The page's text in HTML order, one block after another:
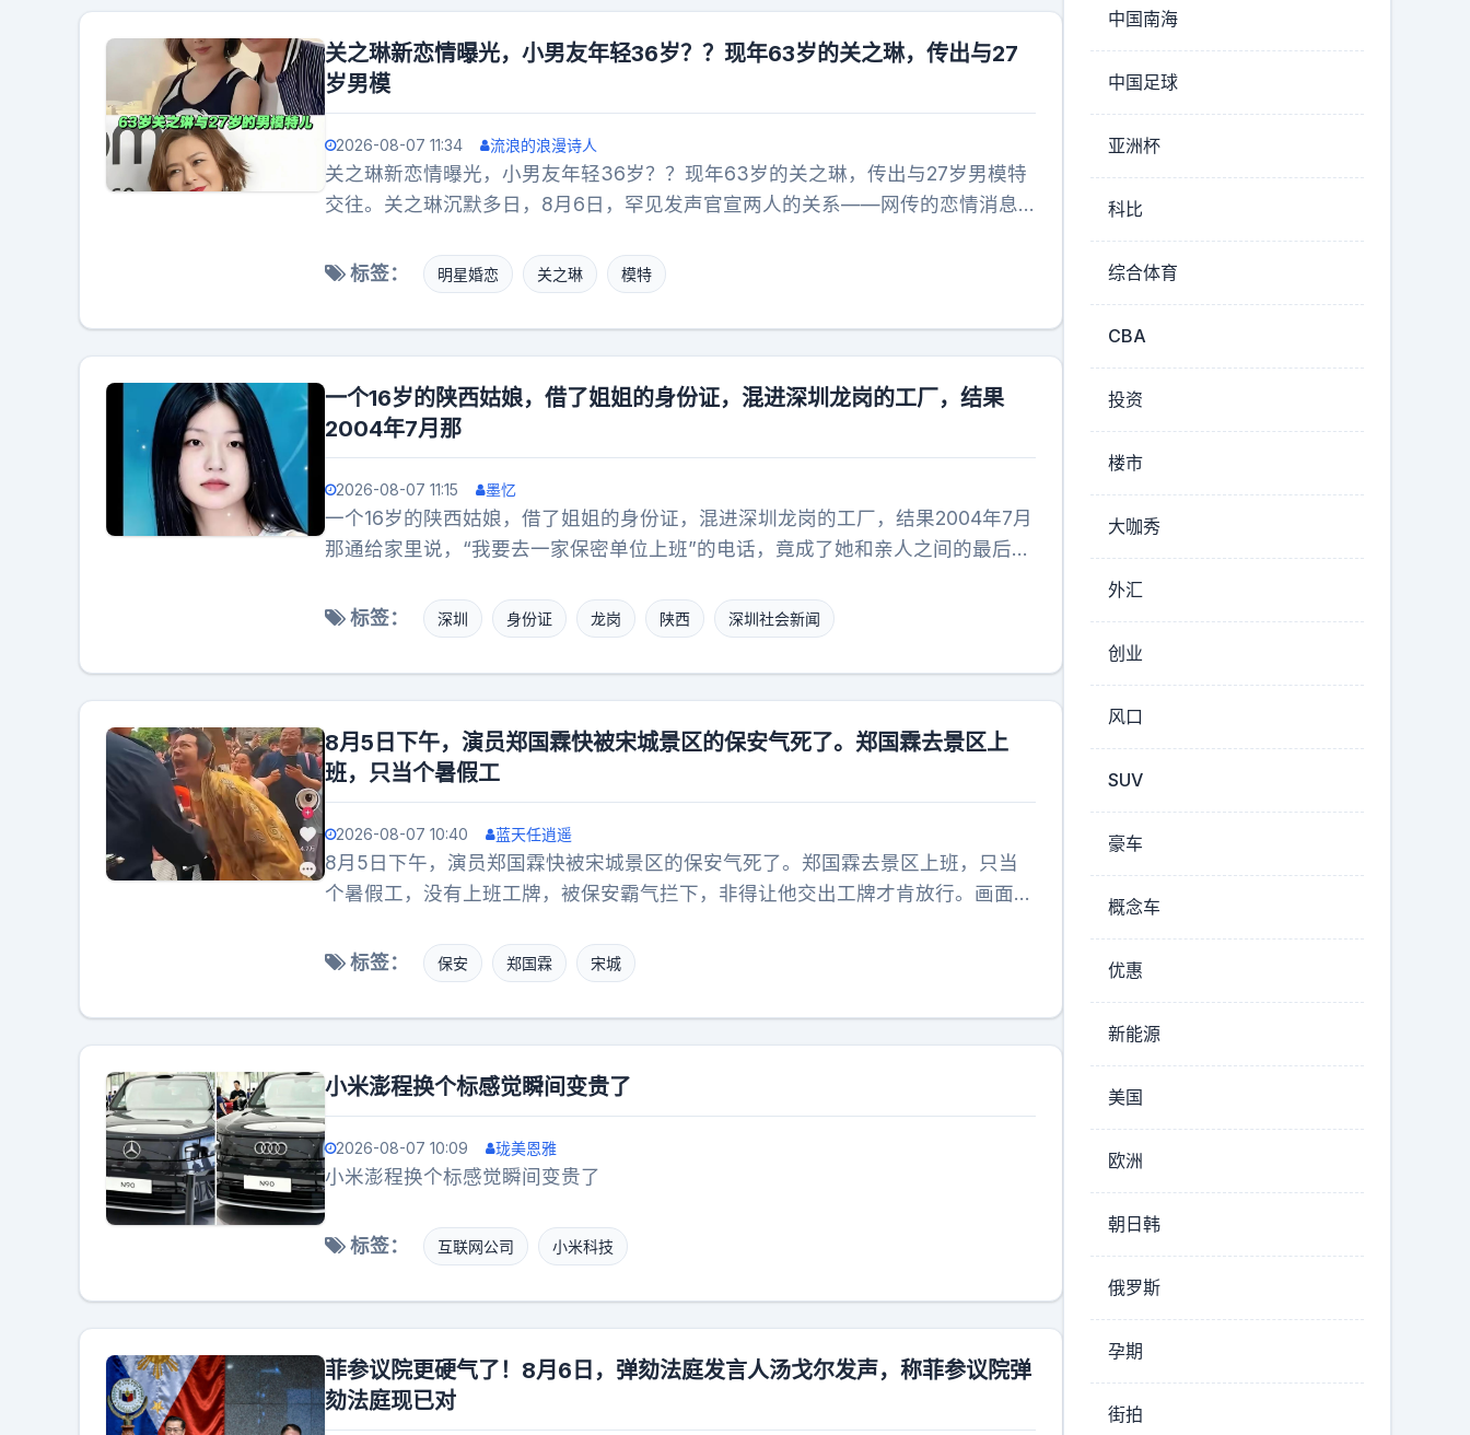
想感情就是幼稚！有网友就说：二婚本是求搭伙各取所需半稳妥非婚子女各自顾莫
让新欢担因果
关之琳新恋情曝光，小男友年轻36岁？？现年63岁的关之琳，传出与27
岁男模
2026-08-07 11:34 流浪的浪漫诗人
关之琳新恋情曝光，小男友年轻36岁？？现年63岁的关之琳，传出与27岁男模特
交往。关之琳沉默多日，8月6日，罕见发声官宣两人的关系——网传的恋情消息
认识，当月就火速坠入爱河，两人举止亲密……传了3个多月，关之琳还是坐不住
了，只能在社交平台上用一句“消息不属实”打破传言。63岁与27岁，36岁年龄差
在她们那个圈子里也不算得上出奇，只是换在普通人身上，这种传闻早就没人关
心，偏偏她是一个曾红透半边天的女星，一条未得到当事人证实的帖子，却传了3
个多月，不但热度不减反增，直至冲上热搜榜！回过头来看看，是不是我们过于关
心公众人物的动向，而忘了自己本身呢？一个63岁的女星，生活是她自己的，我
标签： 明星婚恋 关之琳 模特
一个16岁的陕西姑娘，借了姐姐的身份证，混进深圳龙岗的工厂，结果
2004年7月那
2026-08-07 11:15 墨忆
一个16岁的陕西姑娘，借了姐姐的身份证，混进深圳龙岗的工厂，结果2004年7月
那通给家里说，“我要去一家保密单位上班”的电话，竟成了她和亲人之间的最后一
的深圳龙岗，工厂流水线的轰鸣声不分昼夜。尚雅文揣着姐姐的身份证，混进了一
家电子厂，那时她刚满16岁。按2002年施行的《禁止使用童工规定》，不满16岁
不能进厂。但当年龙岗65%的工厂都在招未成年工，核查身份证只是走个过场。
她来自陕南旬阳，那年当地正鼓励劳务输出，5万青年涌向沿海。家里条件差，姐
姐已嫁人，她想早点挣钱补贴家用。工厂管吃管住，每月工资600块，比法定最低
工资还低80块。每天工作12小时，没有社保，加班是常态，工友们大多是和她一
一切都好，让家人放心，没提过工作的辛苦。2004年7月的那个傍晚，她突然给家
里打电话。语气带着兴奋，说要跳槽去一家“保密单位”，工资更高，就是以后联系
会少。家人没多想，只叮嘱她注意安全。谁也没想到，这竟是他们听到的最后一次
向。“保密单位”没有具体名称，没有地址，成了唯一线索。父母急得连夜赶往深
圳，在龙岗的工业区里四处打听。电子厂的工友说，离职前有个陌生男人来找过
到了棘手问题。她用的是姐姐的身份证，警方查询时，身份信息与本人不符，排查
难度骤增。2004年深圳刑侦技术还在完善中，DNA数据库尚未全面普及。没有监
事立案”的条件。当年规定，成年女性失踪需有被拐卖迹象才会快速侦查。尚家人
没有放弃，在深圳住了三个月，贴了无数寻人启事。工厂、黑中介聚集地、传销窝
点可能出现的地方，都找了个遍。他们甚至联系了旬阳在深圳的劳务输出联络点，
却没得到任何有用信息。那年像她这样的外来工失踪案，并非个例。2004年广东
憾。如果当初没有借身份证，身份信息准确，警方排查或许能有不一样的结果。22
年过去，尚雅文的父母已白发苍苍。家里的墙上还贴着她的照片，穿着工厂的工
标签： 深圳 身份证 龙岗 陕西 深圳社会新闻
8月5日下午，演员郑国霖快被宋城景区的保安气死了。郑国霖去景区上
班，只当个暑假工
2026-08-07 10:40 蓝天任逍遥
8月5日下午，演员郑国霖快被宋城景区的保安气死了。郑国霖去景区上班，只当
个暑假工，没有上班工牌，被保安霸气拦下，非得让他交出工牌才肯放行。​​画面里
和保安理论。有网友表示：别一味指责保安怕丢饭碗，景区安保有一套硬性管理考
核，一旦破例放行被上级查到，处罚都会落到基层保安身上，普通人的难处很多人
忽略了。被拦很正常，我也不认识这位演员，谁知道是不是网友自己角色扮演想混
进去拍照的呢。没必要大声吵吵，打个电话确认沟通下就能解决的事。不过能屈能
伸，不搞直播带货，不坑蒙拐骗，不接奇葩剧本，不无脑骗钱，正经在景区工作，
下戏服，他和所有中年人一样，需要稳定收入扛起生活压力。比起死守家里，干等
遥不可及的剧本，放下身段凭手艺赚钱，其实是非常清醒的选择。对此大家怎么看
标签： 保安 郑国霖 宋城
小米澎程换个标感觉瞬间变贵了
2026-08-07 10:09 珑美恩雅
小米澎程换个标感觉瞬间变贵了
标签： 互联网公司 小米科技
菲参议院更硬气了！8月6日，弹劾法庭发言人汤戈尔发声，称菲参议院弹
劾法庭现已对
中国南海
中国足球
亚洲杯
科比
综合体育
CBA
投资
楼市
大咖秀
外汇
创业
风口
SUV
豪车
概念车
优惠
新能源
美国
欧洲
朝日韩
俄罗斯
孕期
街拍